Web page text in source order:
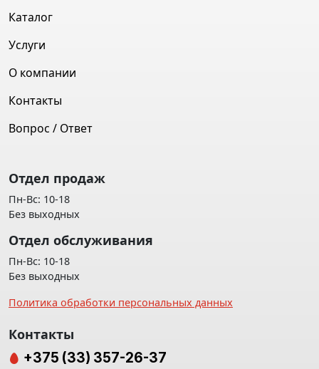
Каталог
Услуги
О компании
Контакты
Вопрос / Ответ
Отдел продаж
Пн-Вс: 10-18
Без выходных
Отдел обслуживания
Пн-Вс: 10-18
Без выходных
Политика обработки персональных данных
Контакты
+375 (33) 357-26-37